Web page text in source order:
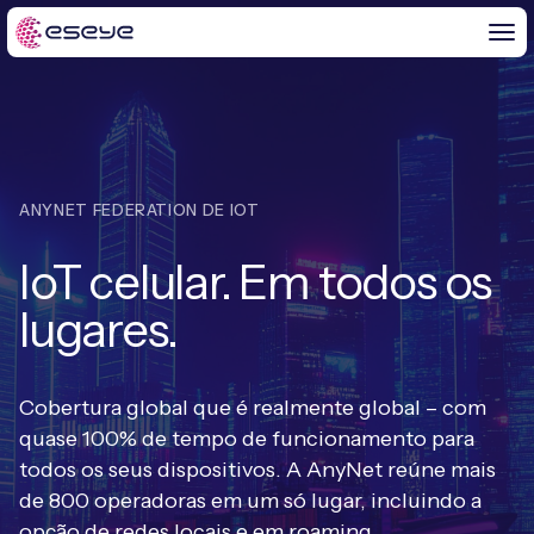
POR PRODUTO
AnyNet+ IoT SIM™
AnyNet SMARTconnect™
AnyNet Federation™
Infinity IoT Platform™
POR CASO DE USO
SUPORTE
Suporte
AnyNet Federation
Suporte Técnico
APIs
INFORMAÇÕES SOBRE IOT
Notícias
Blogues
SOBRE NÓS
Quem somos
ANYNET FEDERATION DE IOT
IoT celular. Em todos os
lugares.
Cobertura global que é realmente global – com
quase 100% de tempo de funcionamento para
todos os seus dispositivos. A AnyNet reúne mais
de 800 operadoras em um só lugar, incluindo a